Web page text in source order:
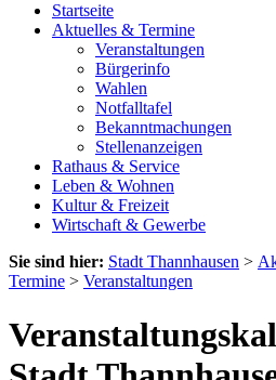
Startseite
Aktuelles & Termine
Veranstaltungen
Bürgerinfo
Wahlen
Notfalltafel
Bekanntmachungen
Stellenanzeigen
Rathaus & Service
Leben & Wohnen
Kultur & Freizeit
Wirtschaft & Gewerbe
Sie sind hier: Stadt Thannhausen >
Termine > Veranstaltungen